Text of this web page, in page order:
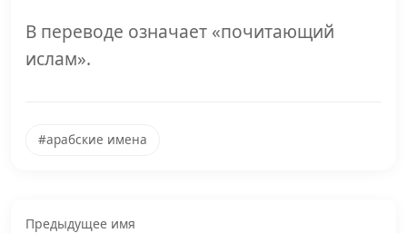
В переводе означает «почитающий
ислам».
#арабские имена
Предыдущее имя